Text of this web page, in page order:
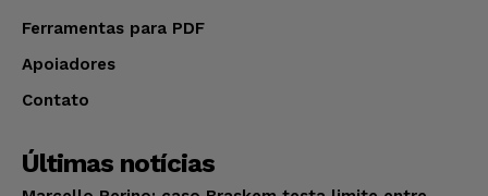
Ferramentas para PDF
Apoiadores
Contato
Últimas notícias